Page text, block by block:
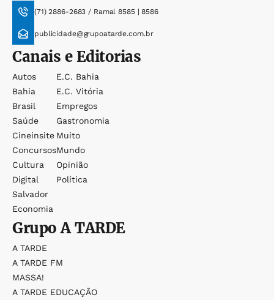
(71) 2886-2683 / Ramal 8585 | 8586
publicidade@grupoatarde.com.br
Canais e Editorias
Autos
Bahia
Brasil
Saúde
Cineinsite
Concursos
Cultura
Digital
Salvador
Economia
E.c. Bahia
E.c. Vitória
Empregos
Gastronomia
Muito
Mundo
Opinião
Política
GrupoA TARDE
A TARDE
A TARDE FM
MASSA!
A TARDE EDUCAÇÃO